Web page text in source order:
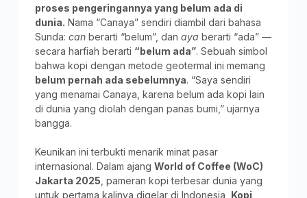
proses pengeringannya yang belum ada di
dunia. Nama “Canaya” sendiri diambil dari bahasa
Sunda: canberarti “belum”, dan aya berarti “ada” —
secara harfiah berarti “belum ada”. Sebuah simbol
bahwa kopi dengan metode geotermal ini memang
belum pernah ada sebelumnya. “Saya sendiri
yang menamai Canaya, karena belum ada kopi lain
di dunia yang diolah dengan panas bumi,” ujarnya
bangga.
Keunikan ini terbukti menarik minat pasar
internasional. Dalam ajang World of Coffee (WoC)
Jakarta 2025 , pameran kopi terbesar dunia yang
untuk pertama kalinya digelar di Indonesia, Kopi